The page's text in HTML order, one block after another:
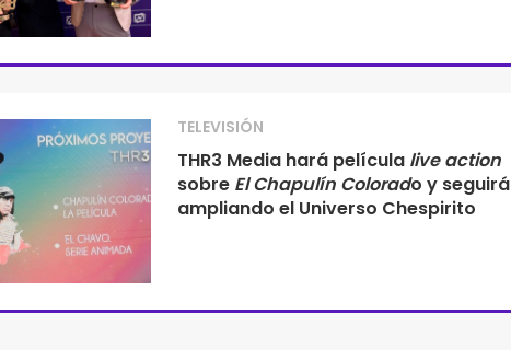
TELEVISIÓN
THR3 Media hará película live action
sobre El Chapulín Colorado y seguirá
ampliando el Universo Chespirito